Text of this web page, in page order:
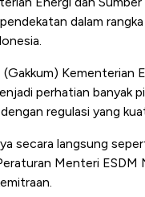
dalam
Kementerian
perhatian banyak
regulasi yang
secara langsung
Menteri ESDM